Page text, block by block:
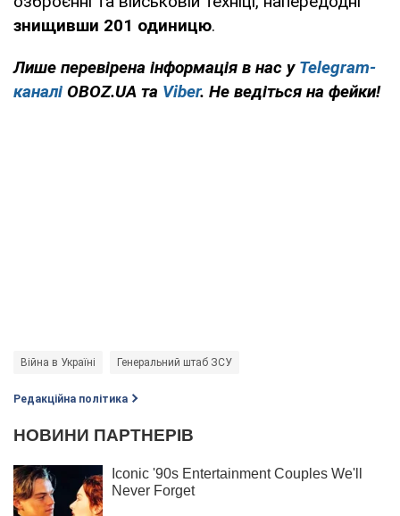
знищивши 201 одиницю.
Лише перевірена інформація в нас у Telegram-
каналі OBOZ.UA та Viber. Не ведіться на фейки!
Війна в Україні Генеральний штаб ЗСУ
Редакційна політика